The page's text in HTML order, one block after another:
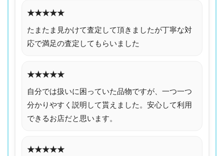
★★★★★
たまたま見かけて査定して頂きましたが丁寧な対
応で満足の査定してもらいました
★★★★★
自分では扱いに困っていた品物ですが、一つ一つ
分かりやすく説明して貰えました。安心して利用
できるお店だと思います。
★★★★★